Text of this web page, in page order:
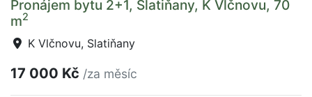
Pronájem bytu 2+1, Slatiňany, K Vlčnovu, 70
m2
K Vlčnovu, Slatiňany
17 000 Kč /za měsíc